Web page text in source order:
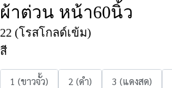
ผ้าต่วน หน้า60นิ้ว
22 (โรสโกลด์เข้ม)
สี
1 (ขาวจั้ว) 2 (ดำ) 3 (แดงสด)